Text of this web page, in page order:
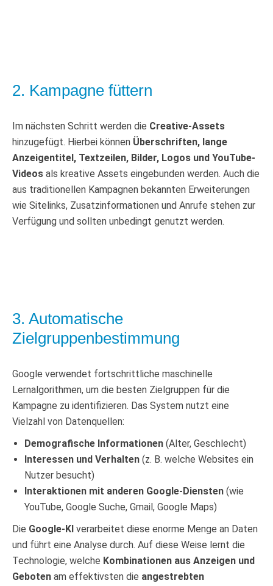
2. Kampagne füttern
Im nächsten Schritt werden die Creative-Assets
hinzugefügt. Hierbei können Überschriften, lange
Anzeigentitel, Textzeilen, Bilder, Logos und YouTube-
Videos als kreative Assets eingebunden werden. Auch die
aus traditionellen Kampagnen bekannten Erweiterungen
wie Sitelinks, Zusatzinformationen und Anrufe stehen zur
Verfügung und sollten unbedingt genutzt werden.
3. Automatische
Zielgruppenbestimmung
Google verwendet fortschrittliche maschinelle
Lernalgorithmen, um die besten Zielgruppen für die
Kampagne zu identifizieren. Das System nutzt eine
Vielzahl von Datenquellen:
Demografische Informationen (Alter, Geschlecht)
Interessen und Verhalten (z. B. welche Websites ein
Nutzer besucht)
Interaktionen mit anderen Google-Diensten (wie
YouTube, Google Suche, Gmail, Google Maps)
Die Google-KI verarbeitet diese enorme Menge an Daten
und führt eine Analyse durch. Auf diese Weise lernt die
Technologie, welche Kombinationen aus Anzeigen und
Geboten am effektivsten die angestrebten